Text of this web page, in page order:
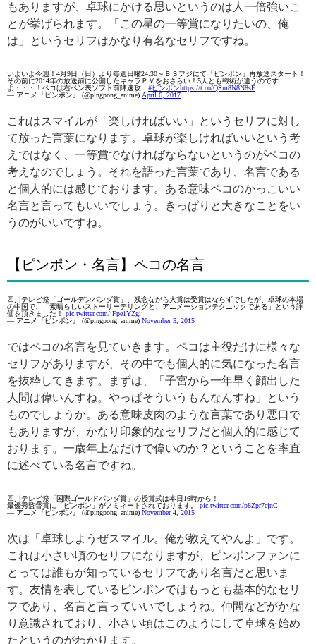
もありますが、卓球にかける思いというのは人一倍強いこ
とが挙げられます。「この星の一等賞になりたいの、俺
は」というセリフはかなり有名なセリフですね。
いよいよ今週！4月9日（日）より毎週日曜24:30～ＢＳフジにて「ピンポン」再放送スタート！
その前に2014年の放送前に公開したキャラＰＶをおさらい！5人とも戦術が違うのです
よ・・・！ペコは右ペン表ソフト前陣速攻 #ピンポンhttps://t.co/QSm8N8N8sE
— アニメ『ピンポン』 (@pingpong_anime) April 6, 2017
これはスマイルが「楽しければいい」というセリフに対し
て放った言葉になります。卓球が楽しければいいという考
えではなく、一等賞でなければならないというのがペコの
考えなのでしょう。それを語った言葉であり、名言である
と個人的には感じております。ある意味ペコのかっこいい
名言と言ってもいいでしょう。きっぱりと大きなことをい
うのがいいですね。
【ピンポン・名言】ペコの名言
四川テレビ祭「ゴールデンパンダ賞」、残念ながら大賞は受賞はならずでしたが、卓球の本場
の中国で、「素晴らしいストーリーテリングと、アニメーションテクニックである」という評
価を頂きました！ pic.twitter.com/jFpe1YZgij
— アニメ『ピンポン』 (@pingpong_anime) November 5, 2015
ではペコの名言を見ていきます。ペコは主役だけに様々な
セリフがありますが、その中でも個人的に気になった名言
を抜粋してきます。まずは、「子宮から一年早く顔出した
人間は偉いんすね。やっぱそういうもんなんすね」という
ものでしょうか。ある意味皮肉のような言葉であり悪口で
もありますが、かなり印象的なセリフだと個人的に感じて
おります。一歳年上なだけで偉いのか？ということを率直
に述べている名言ですね。
四川テレビ祭「国際ゴールドパンダ賞」の授賞式は本日16時から！
最優秀監督賞に「ピンポン」がノミネートされております。 pic.twitter.com/p8Zpr7ejnC
— アニメ『ピンポン』 (@pingpong_anime) November 4, 2015
次は「卓球しようぜスマイル。俺が教えてやんよ」です。
これは小さい頃のセリフになりますが、ピンポンファンに
とっては誰もが知っているセリフであり名言だと思いま
す。友情を表しているピンポンではもっとも基本的なセリ
フであり、名言と言っていいでしょうね。仲間などがかな
り意識されており、小さい頃はこのようにして卓球を始め
たというのがわかります。